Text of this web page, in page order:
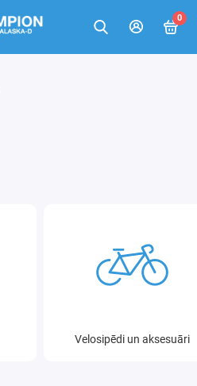
0
Velosipēdi un aksesuāri